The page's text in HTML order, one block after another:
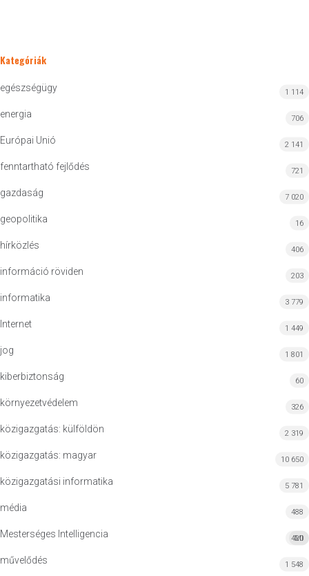
Kategóriák
egészségügy 1 114
energia 706
Európai Unió 2 141
fenntartható fejlődés 721
gazdaság 7 020
geopolitika 16
hírközlés 406
információ röviden 203
informatika 3 779
Internet 1 449
jog 1 801
kiberbiztonság 60
környezetvédelem 326
közigazgatás: külföldön 2 319
közigazgatás: magyar 10 650
közigazgatási informatika 5 781
média 488
Mesterséges Intelligencia MI
420
művelődés 1 548